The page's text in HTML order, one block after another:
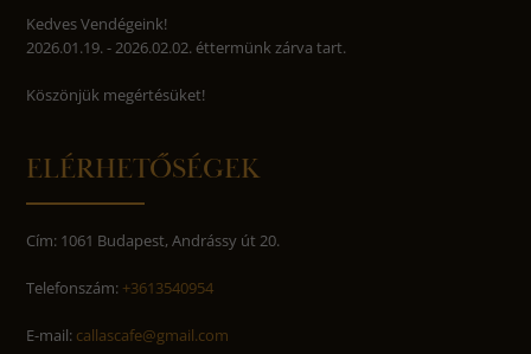
Kedves Vendégeink!
2026.01.19. - 2026.02.02. éttermünk zárva tart.
Köszönjük megértésüket!
ELÉRHETŐSÉGEK
Cím: 1061 Budapest, Andrássy út 20.
Telefonszám: +3613540954
E-mail: callascafe@gmail.com